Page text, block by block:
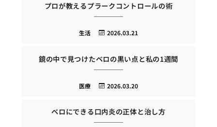
プロが教えるプラークコントロールの術
2026.03.21
生活
鏡の中で見つけたベロの黒い点と私の1週間
2026.03.20
医療
ベロにできる口内炎の正体と治し方